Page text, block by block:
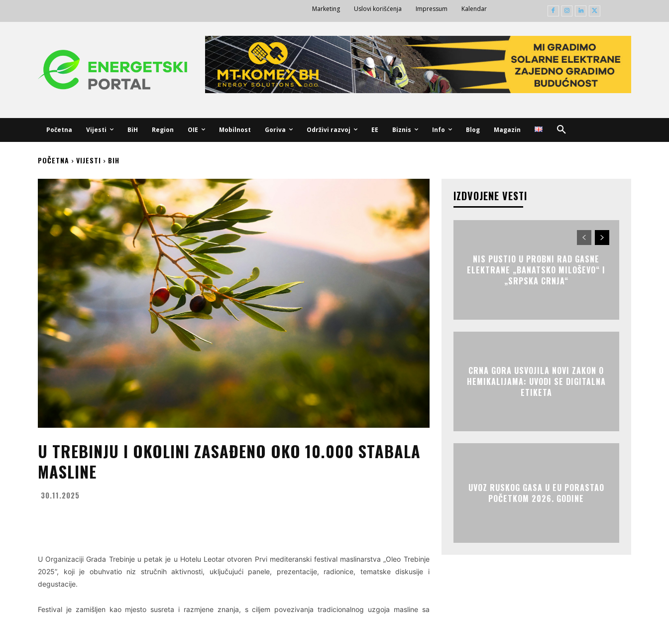
Marketing Uslovi korišćenja Impressum Kalendar
Početna Vijesti BiH Region OIE Mobilnost Goriva Održivi razvoj EE Biznis Info Blog Magazin
POČETNA VIJESTI BIH
U TREBINJU I OKOLINI ZASAĐENO OKO 10.000 STABALA
MASLINE
30.11.2025
U Organizaciji Grada Trebinje u petak je u Hotelu Leotar otvoren Prvi mediteranski festival maslinarstva „Oleo Trebinje
2025”, koji je obuhvatio niz stručnih aktivnosti, uključujući panele, prezentacije, radionice, tematske diskusije i
degustacije.
Festival je zamišljen kao mjesto susreta i razmjene znanja, s ciljem povezivanja tradicionalnog uzgoja masline sa
IZDVOJENE VESTI
NIS PUSTIO U PROBNI RAD GASNE
ELEKTRANE „BANATSKO MILOŠEVO“ I
„SRPSKA CRNJA“
CRNA GORA USVOJILA NOVI ZAKON O
HEMIKALIJAMA: UVODI SE DIGITALNA
ETIKETA
UVOZ RUSKOG GASA U EU PORASTAO
POČETKOM 2026. GODINE